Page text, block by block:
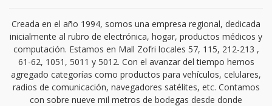
Creada en el año 1994, somos una empresa regional, dedicada
inicialmente al rubro de electrónica, hogar, productos médicos y
computación. Estamos en Mall Zofri locales 57, 115, 212-213 ,
61-62, 1051, 5011 y 5012. Con el avanzar del tiempo hemos
agregado categorías como productos para vehículos, celulares,
radios de comunicación, navegadores satélites, etc. Contamos
con sobre nueve mil metros de bodegas desde donde